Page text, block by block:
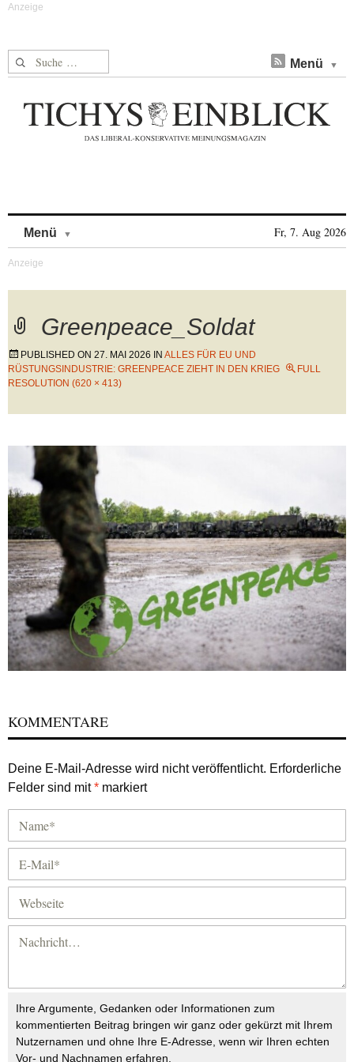
Suche nach: Menü
Menü Fr, 7. Aug 2026
Greenpeace_Soldat
PUBLISHED ON 27. MAI 2026 IN ALLES FÜR EU UND
RÜSTUNGSINDUSTRIE: GREENPEACE ZIEHT IN DEN KRIEG
FULL
RESOLUTION (620 × 413)
KOMMENTARE
Deine E-Mail-Adresse wird nicht veröffentlicht. Erforderliche
Felder sind mit* markiert
Ihre Argumente, Gedanken oder Informationen zum
kommentierten Beitrag bringen wir ganz oder gekürzt mit Ihrem
Nutzernamen und ohne Ihre E-Adresse, wenn wir Ihren echten
Vor- und Nachnamen erfahren.